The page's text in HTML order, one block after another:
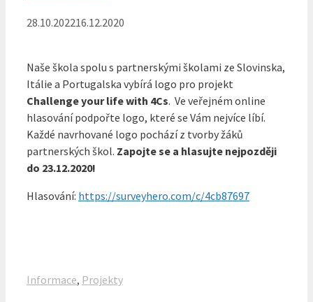
28.10.202216.12.2020
Naše škola spolu s partnerskými školami ze Slovinska,
Itálie a Portugalska vybírá logo pro projekt
Challenge your life with 4Cs. Ve veřejném online
hlasování podpořte logo, které se Vám nejvíce líbí.
Každé navrhované logo pochází z tvorby žáků
partnerských škol. Zapojte se a hlasujte nejpozději
do 23.12.2020!
Hlasování: https://surveyhero.com/c/4cb87697
Rubriky
Informace, Projekty